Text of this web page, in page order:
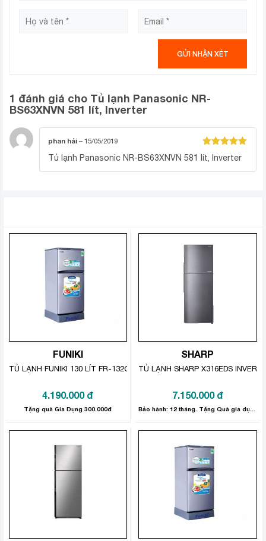
Tủ lạnh Panasonic có cảm biến ECONAVI thông minh,
có khả năng nhận biết mức độ ánh sáng và nhiệt độ bên
ngoài môi trường, tần suất.
Thời gian thường xuyên đóng mở cửa tủ giúp duy trì độ
lạnh lý tưởng bên trong tủ và giảm hao phí điện năng
một cách triệt để nhất.
Công nghệ Inverter tiên tiến
có sử dụng công
nghệ máy nén Inverter tiên tiến giúp gia đình bạn tiết
1 đánh giá cho Tủ lạnh Panasonic NR-
BS63XNVN 581 lít, Inverter
Được xếp
hạng55
phan hải – 15/05/2019
Tủ lạnh Panasonic NR-BS63XNVN 581 lít, Inverter
FUNIKI
TỦ LẠNH FUNIKI 130 LÍT FR-132CI
4.190.000 đ
Tặng quà Gia Dụng 300.000đ
SHARP
TỦ LẠNH SHARP X316EDS
7.150.000 đ